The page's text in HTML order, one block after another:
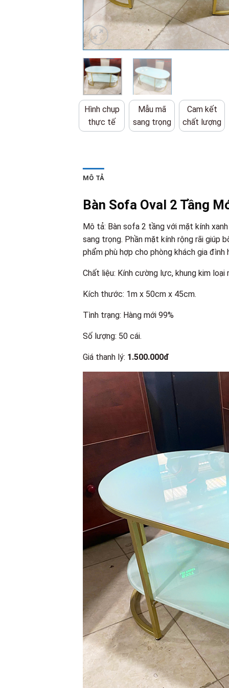
Hình chụp
thực tế
Mẫu mã
sang trọng
Cam kết
chất lượng
MÔ TẢ
Bàn Sofa Oval 2 Tầng
Mô tả: Bàn sofa 2 tầng với mặt kính
sang trọng. Phần mặt kính rộng rãi giúp
phẩm phù hợp cho phòng khách gia đình
Chất liệu: Kính cường lực, khung kim loại
Kích thước: 1m x 50cm x 45cm.
Tình trạng: Hàng mới 99%
Số lượng: 50 cái.
Giá thanh lý: 1.500.000đ